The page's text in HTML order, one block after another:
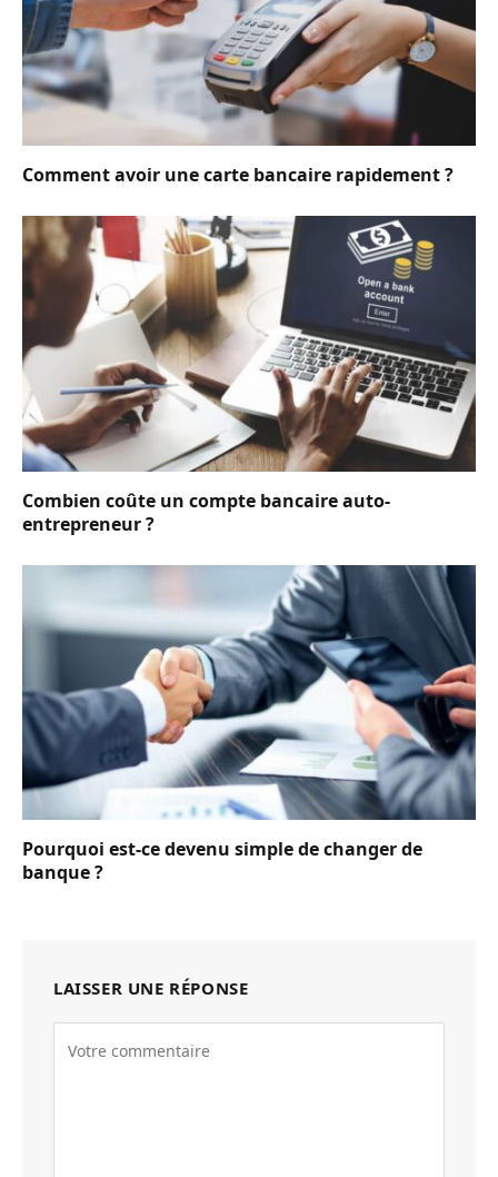
Comment avoir une carte bancaire rapidement ?
Combien coûte un compte bancaire auto-
entrepreneur ?
Pourquoi est-ce devenu simple de changer de
banque ?
LAISSER UNE RÉPONSE